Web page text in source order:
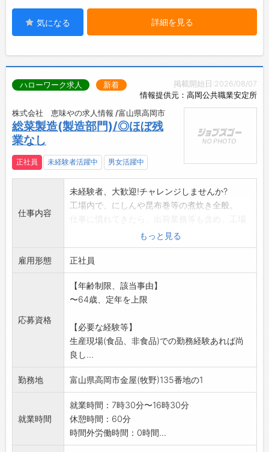
気になる 詳細を見る
掲載開始日:2026/08/07
情報提供元：高岡公共職業安定所
ハローワーク求人 新着
株式会社 恵味やの求人情報 /富山県高岡市
総菜製造(製造部門)/◎ほぼ残
業なし
正社員 未経験者活躍中 男女活躍中
仕事内容
未経験者、大歓迎!チャレンジしませんか?
工場内で、にしんや昆布巻等の煮炊き全般。
責任者としてキャリ
アアップし、収入もアップ!
商品は全国に発送しております。
*土日祝日はお休みです。(11月・12月以外)
*随時、工場内見学も大歓迎!お気軽にお問い合
わせください。
もっと見る
雇用形態 正社員
応募資格
【年齢制限、該当事由】
〜64歳、定年を上限
【必要な経験等】
生産現場(食品、非食品)での勤務経験あれば尚
良し...
勤務地 富山県高岡市金屋(牧野)135番地の1
就業時間
就業時間：7時30分〜16時30分
休憩時間：60分
時間外労働時間：0時間...